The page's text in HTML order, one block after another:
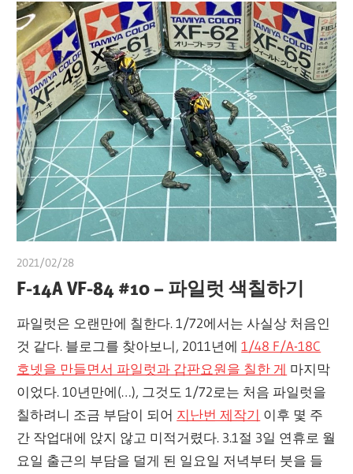
2021/02/28
F-14A VF-84 #10 – 파일럿 색칠하기
파일럿은 오랜만에 칠한다. 1/72에서는 사실상 처음인
것 같다. 블로그를 찾아보니, 2011년에1/48 F/A-18C
호넷을 만들면서 파일럿과 갑판요원을 칠한 게 마지막
이었다. 10년만에(…), 그것도 1/72로는 처음 파일럿을
칠하려니 조금 부담이 되어 지난번 제작기 이후 몇 주
간 작업대에 앉지 않고 미적거렸다. 3.1절 3일 연휴로 월
요일 출근의 부담을 덜게 된 일요일 저녁부터 붓을 들